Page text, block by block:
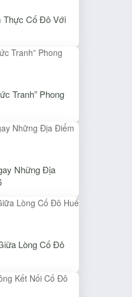
Thực Cố Đô Với
Tranh” Phong
Những Địa
Lòng Cố Đô